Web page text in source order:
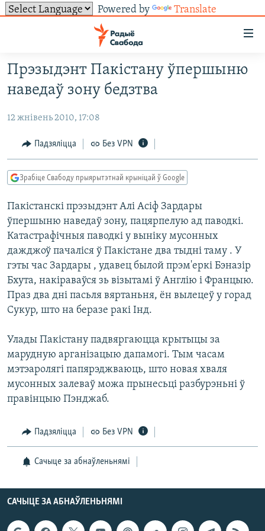
Powered by Translate
ўнівэрсальнага
доступу
да
галоўнага
Перайсьці
да
галоўнай
навігацыі
Перайсьці
да
пошуку
НАВІНЫ
УСЕ НАВІНЫ
ВІДЭА І ФОТА
ЛЮДЗІ
ЭКАНОМІКА
ВАЙНА
БЕЛАРУСЫ НА ВАЙНЕ
ПАЛІТВЯЗЬНІ
КУЛЬТУРА
КАЛЯНДАР
ТОЛЬКІ НА СВАБОДЗЕ
ТЭСТЫ
БЛОГІ
ПАДКАСТЫ
КНІГІ
АЎДЫЁКНІГІ
PREMIUM
МОВА
НА ХВАЛЯХ СВАБОДЫ
СУВЯЗЬ
АБЫСЬЦІ БЛЯКАВАНЬНЕ
ПАДПІСАЦЦА
ПАДКАСТЫ
FACEBOOK
TWITTER
САЧЫЦЕ ЗА АБНАЎЛЕНЬНЯМІ
Усе сайты РС/РСЭ
Прэзыдэнт Пакістану ўпершыню
наведаў зону бедзтва
12 жнівень 2010, 17:08
Падзяліцца Без VPN
Зрабіце Свабоду прыярытэтнай крыніцай ў Google
Пакістанскі прэзыдэнт Алі Асіф Зардары
ўпершыню наведаў зону, пацярпелую ад паводкі.
Катастрафічныя паводкі у выніку мусонных
дажджоў пачаліся ў Пакістане два тыдні таму . У
гэты час Зардары , удавец былой прэм'еркі Бэназір
Бхута, накіраваўся зь візытамі ў Англію і Францыю.
Праз два дні пасьля вяртаньня, ён вылецеў у горад
Сукур, што на беразе ракі Інд.
Улады Пакістану падвяргаюцца крытыцы за
марудную арганізацыю дапамогі. Тым часам
мэтэаролягі папярэджваюць, што новая хваля
мусонных залеваў можа прынесьці разбурэньні ў
правінцыю Пэнджаб.
Падзяліцца Без VPN
Сачыце за абнаўленьнямі
САЧЫЦЕ ЗА АБНАЎЛЕНЬНЯМІ